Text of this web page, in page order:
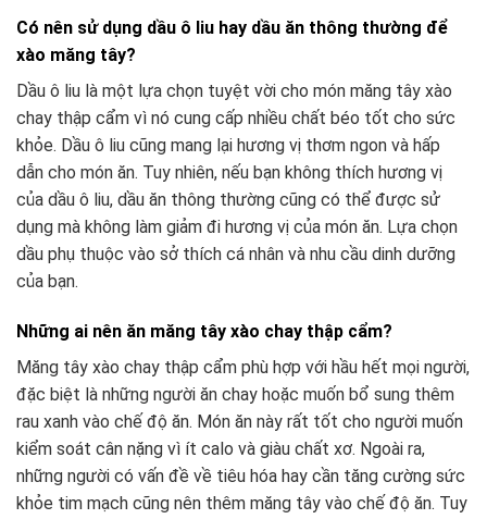
Có nên sử dụng dầu ô liu hay dầu ăn thông thường để
xào măng tây?
Dầu ô liu là một lựa chọn tuyệt vời cho món măng tây xào
chay thập cẩm vì nó cung cấp nhiều chất béo tốt cho sức
khỏe. Dầu ô liu cũng mang lại hương vị thơm ngon và hấp
dẫn cho món ăn. Tuy nhiên, nếu bạn không thích hương vị
của dầu ô liu, dầu ăn thông thường cũng có thể được sử
dụng mà không làm giảm đi hương vị của món ăn. Lựa chọn
dầu phụ thuộc vào sở thích cá nhân và nhu cầu dinh dưỡng
của bạn.
Những ai nên ăn măng tây xào chay thập cẩm?
Măng tây xào chay thập cẩm phù hợp với hầu hết mọi người,
đặc biệt là những người ăn chay hoặc muốn bổ sung thêm
rau xanh vào chế độ ăn. Món ăn này rất tốt cho người muốn
kiểm soát cân nặng vì ít calo và giàu chất xơ. Ngoài ra,
những người có vấn đề về tiêu hóa hay cần tăng cường sức
khỏe tim mạch cũng nên thêm măng tây vào chế độ ăn. Tuy